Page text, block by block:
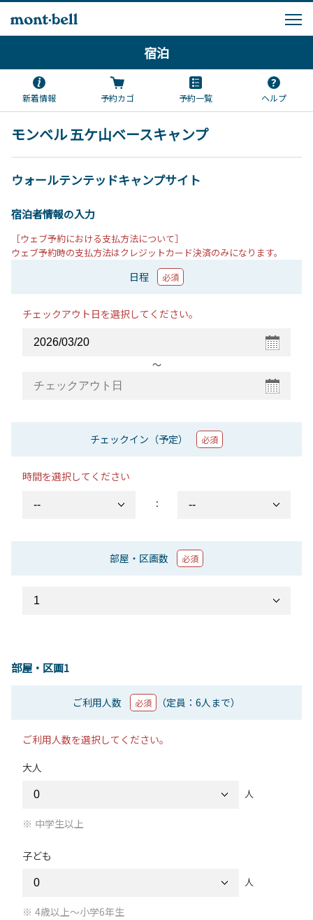
宿泊
新着情報 予約カゴ 予約一覧 ヘルプ
モンベル 五ケ山ベースキャンプ
ウォールテンテッドキャンプサイト
宿泊者情報の入力
［ウェブ予約における支払方法について］
ウェブ予約時の支払方法はクレジットカード決済のみになります。
日程 必須
チェックアウト日を選択してください。
〜
チェックイン（予定） 必須
時間を選択してください
：
部屋・区画数 必須
部屋・区画1
ご利用人数 必須 （定員：6人まで）
ご利用人数を選択してください。
大人
人
中学生以上
子ども
人
4歳以上～小学6年生